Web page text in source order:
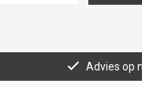
Advies op